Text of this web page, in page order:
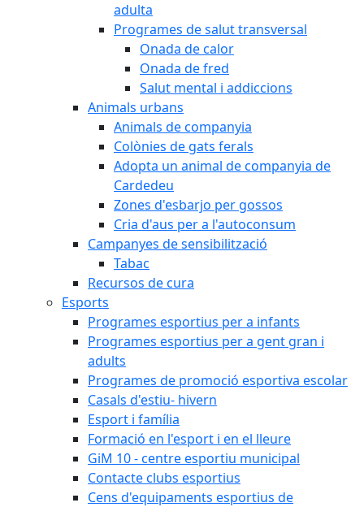
adulta
Programes de salut transversal
Onada de calor
Onada de fred
Salut mental i addiccions
Animals urbans
Animals de companyia
Colònies de gats ferals
Adopta un animal de companyia de
Cardedeu
Zones d'esbarjo per gossos
Cria d'aus per a l'autoconsum
Campanyes de sensibilització
Tabac
Recursos de cura
Esports
Programes esportius per a infants
Programes esportius per a gent gran i
adults
Programes de promoció esportiva escolar
Casals d'estiu- hivern
Esport i família
Formació en l'esport i en el lleure
GiM 10 - centre esportiu municipal
Contacte clubs esportius
Cens d'equipaments esportius de